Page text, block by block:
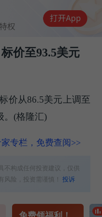
价至93.5美元
价从86.5美元上调至
。(格隆汇)
专栏，免费查阅>>
不构成任何投资建议，仅供
风险，投资需谨慎！投诉